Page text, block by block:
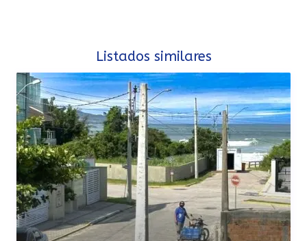
Listados similares